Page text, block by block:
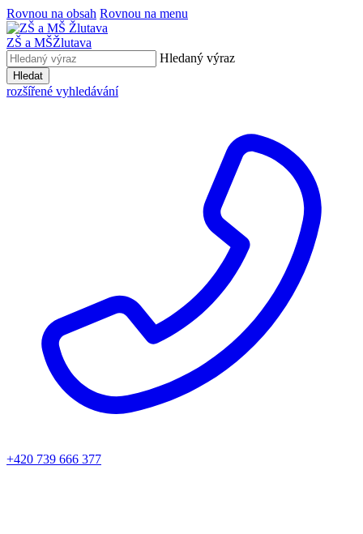
Rovnou na obsah Rovnou na menu
ZŠ a MŠŽlutava
Hledaný výraz
Hledat
rozšířené vyhledávání
+420 739 666 377